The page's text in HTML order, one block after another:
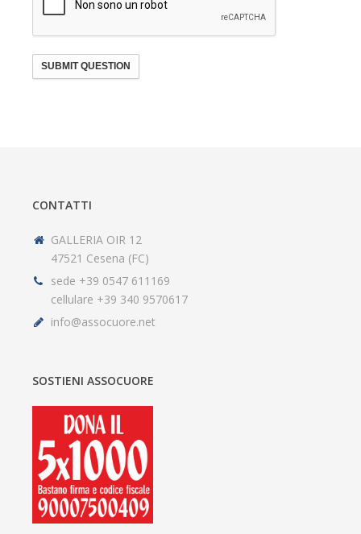
SUBMIT QUESTION
CONTATTI
GALLERIA OIR 12
47521 Cesena (FC)
sede +39 0547 611169
cellulare +39 340 9570617
info@assocuore.net
SOSTIENI ASSOCUORE